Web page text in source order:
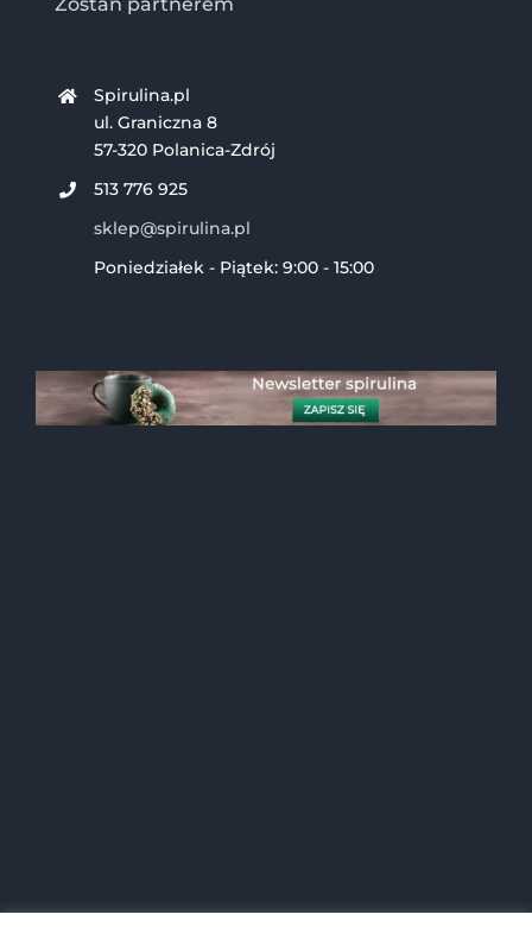
Zostań partnerem
Spirulina.pl
ul. Graniczna 8
57-320 Polanica-Zdrój
513 776 925
sklep@spirulina.pl
Poniedziałek - Piątek: 9:00 - 15:00